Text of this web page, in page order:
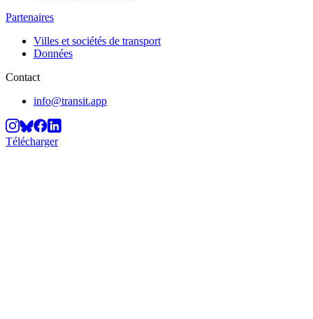
Partenaires
Villes et sociétés de transport
Données
Contact
info@transit.app
Télécharger